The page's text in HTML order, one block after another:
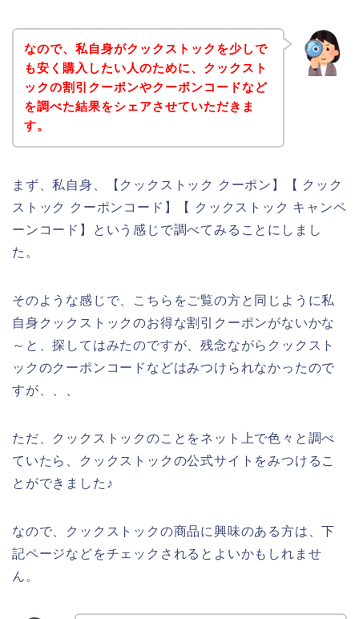
なので、私自身がクックストックを少しで
も安く購入したい人のために、クックスト
ックの割引クーポンやクーポンコードなど
を調べた結果をシェアさせていただきま
す。
まず、私自身、【クックストック クーポン】【 クック
ストック クーポンコード】【 クックストック キャンペ
ーンコード】という感じで調べてみることにしまし
た。
そのような感じで、こちらをご覧の方と同じように私
自身クックストックのお得な割引クーポンがないかな
～と、探してはみたのですが、残念ながらクックスト
ックのクーポンコードなどはみつけられなかったので
すが、、、
ただ、クックストックのことをネット上で色々と調べ
ていたら、クックストックの公式サイトをみつけるこ
とができました♪
なので、クックストックの商品に興味のある方は、下
記ページなどをチェックされるとよいかもしれませ
ん。